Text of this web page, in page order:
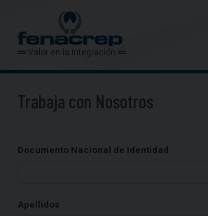
Valor en la Integración
Trabaja con Nosotros
Documento Nacional de Identidad
Apellidos